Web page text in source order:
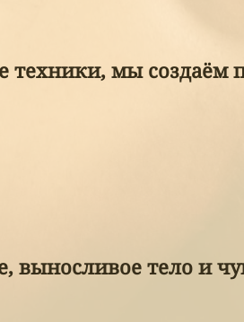
мы создаём
выносливое тело и